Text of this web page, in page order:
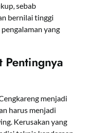
sebab
bernilai tinggi
yang
Pentingnya
menjadi
harus menjadi
Kerusakan yang